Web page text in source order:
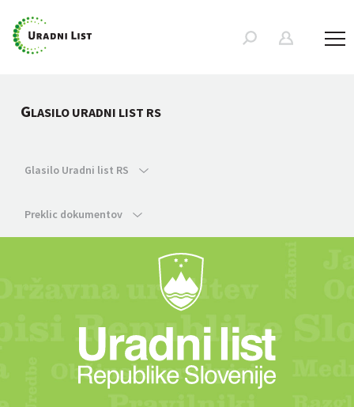
GLASILO URADNI LIST RS
Glasilo Uradni list RS
Preklic dokumentov